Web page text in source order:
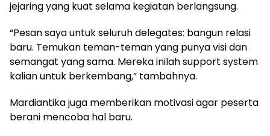
jejaring yang kuat selama kegiatan berlangsung.
“Pesan saya untuk seluruh delegates: bangun relasi
baru. Temukan teman-teman yang punya visi dan
semangat yang sama. Mereka inilah support system
kalian untuk berkembang,” tambahnya.
Mardiantika juga memberikan motivasi agar peserta
berani mencoba hal baru.